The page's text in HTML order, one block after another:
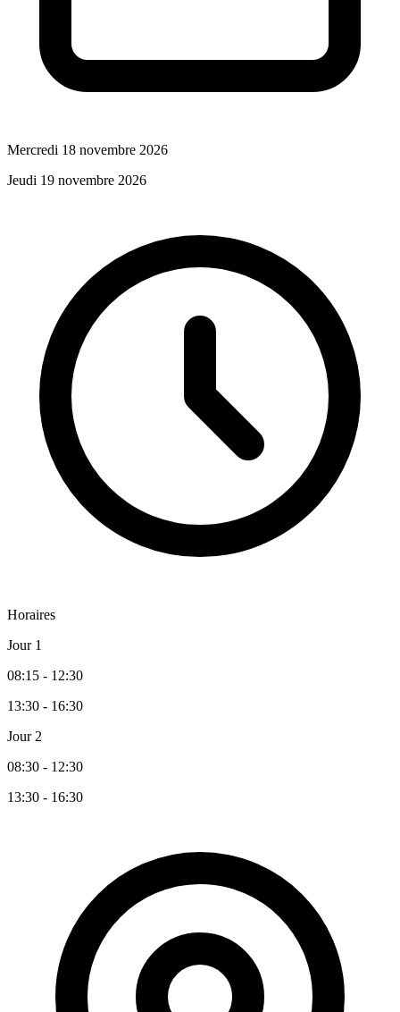
Mercredi 18 novembre 2026
Jeudi 19 novembre 2026
Horaires
Jour 1
08:15 - 12:30
13:30 - 16:30
Jour 2
08:30 - 12:30
13:30 - 16:30